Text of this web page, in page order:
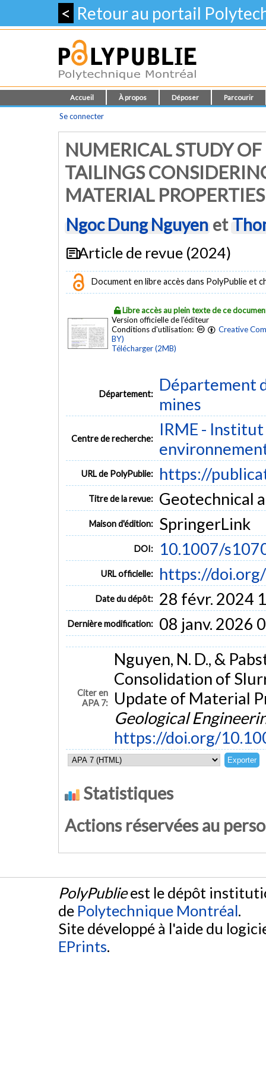
< Retour au portail
Accueil À propos Déposer Parcourir
Se connecter
NUMERICAL STUDY
TAILINGS
MATERIAL PROPERTIES
Ngoc Dung Nguyen et
Article de revue (2024)
Document en libre accès dans PolyPublie et
Libre accès au plein texte de ce
Version officielle de l'éditeur
Conditions d'utilisation:
Creative
BY)
Télécharger (2MB)
Département:
Département
mines
Centre de recherche:
IRME -
URL de PolyPublie: https://
Titre de la revue: Geotechnical
Maison d'édition: SpringerLink
DOI: 10.1007/
URL officielle: https://
Date du dépôt: 28 févr. 2024
Dernière modification: 08 janv. 2026
Citer en
APA 7:
Nguyen, N. D., &
Consolidation of
Update of Material
Geological
https://doi.org/
Statistiques
Actions réservées au
PolyPublieest le dépôt
de Polytechnique Montréal.
Site développé à l'aide du
EPrints.